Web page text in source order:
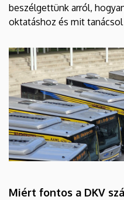
beszélgettünk arról,
oktatáshoz és mit tanácsol
Miért fontos a DKV